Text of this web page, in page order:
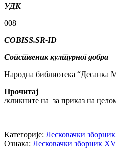
УДК
008
COBISS.SR-ID
Сопственик културног добра
Народна библиотека “Десанка
Прочитај
/кликните на за приказ на
Категорије: Лесковачки зборник
Ознака: Лесковачки зборник